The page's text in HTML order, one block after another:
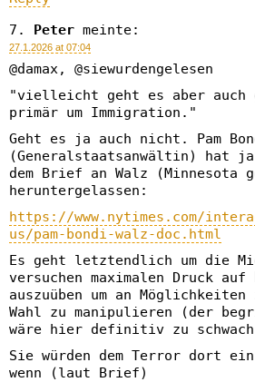
Peter meinte:
27.1.2026 at 07:04
@damax, @siewurdengelesen
"vielleicht geht es aber auch
primär um Immigration."
Geht es ja auch nicht. Pam
(Generalstaatsanwältin) hat
dem Brief an Walz (Minnesota
heruntergelassen:
https://www.nytimes.com/
us/pam-bondi-walz-doc.html
Es geht letztendlich um die
versuchen maximalen Druck
auszuüben um an Möglichkeiten
Wahl zu manipulieren (der
wäre hier definitiv zu
Sie würden dem Terror dort
wenn (laut Brief)